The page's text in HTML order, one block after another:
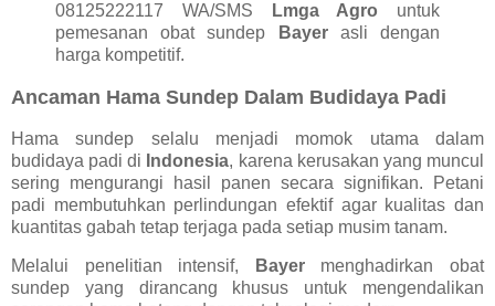
08125222117 WA/SMS Lmga Agro untuk
pemesanan obat sundep
Bayerasli dengan
harga kompetitif.
Ancaman Hama Sundep Dalam Budidaya Padi
Hama sundep selalu menjadi momok utama dalam
budidaya padi di Indonesia, karena kerusakan yang muncul
sering mengurangi hasil panen secara signifikan. Petani
padi membutuhkan perlindungan efektif agar kualitas dan
kuantitas gabah tetap terjaga pada setiap musim tanam.
Melalui penelitian intensif, Bayermenghadirkan obat
sundep yang dirancang khusus untuk mengendalikan